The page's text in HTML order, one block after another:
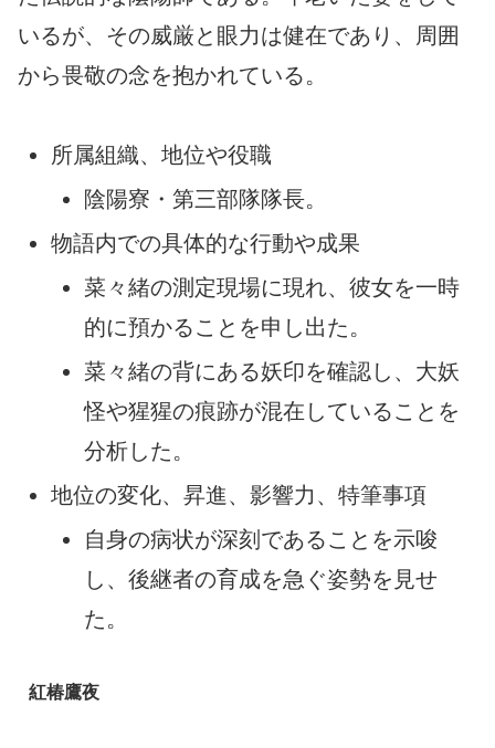
いるが、その威厳と眼力は健在であり、周囲
から畏敬の念を抱かれている。
所属組織、地位や役職
陰陽寮・第三部隊隊長。
物語内での具体的な行動や成果
菜々緒の測定現場に現れ、彼女を一時
的に預かることを申し出た。
菜々緒の背にある妖印を確認し、大妖
怪や猩猩の痕跡が混在していることを
分析した。
地位の変化、昇進、影響力、特筆事項
自身の病状が深刻であることを示唆
し、後継者の育成を急ぐ姿勢を見せ
た。
紅椿鷹夜